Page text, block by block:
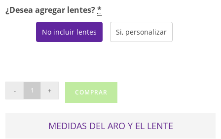
¿Desea agregar lentes?*
No incluir lentes Si, personalizar
BAN
- + COMPRAR
MEDIDAS DEL ARO Y EL LENTE